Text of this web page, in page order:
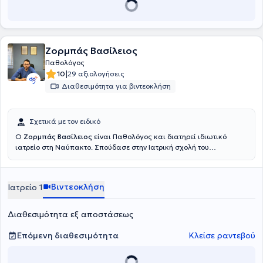
μέλος της Ιατρικής Εταιρείας Παθολογίας και άλλων ιατρικών
Ζορμπάς Βασίλειος
Παθολόγος
10|29 αξιολογήσεις
Διαθεσιμότητα για βιντεοκλήση
Σχετικά με τον ειδικό
Ο Ζορμπάς Βασίλειος είναι Παθολόγος και διατηρεί ιδιωτικό
ιατρείο στη Ναύπακτο. Σπούδασε στην Ιατρική σχολή του
ως Ιατρός υπηρεσίας υπαίθρου στο Γενικό Νοσοκομείο
Πλατάνου . Ειδικεύτηκε στην Παθολογία στο Πανεπιστημιακό Γενικό
Νοσοκομείο Πατρών και μετεκπαιδεύτηκε στην Κλινική Ηπατολογία
κατόπιν συμμετοχής στο 16ο σχολείο της Ελληνικής Εταιρείας
Μελέτης Ήπατος
Ιατρείο 1 Βιντεοκλήση
Διαθεσιμότητα εξ αποστάσεως
Επόμενη διαθεσιμότητα
Κλείσε ραντεβού